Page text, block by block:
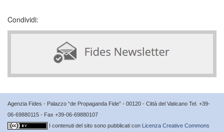
Condividi:
Agenzia Fides - Palazzo “de Propaganda Fide” - 00120 - Città del Vaticano Tel. +39-
06-69880115 - Fax +39-06-69880107
I contenuti del sito sono pubblicati con Licenza Creative Commons